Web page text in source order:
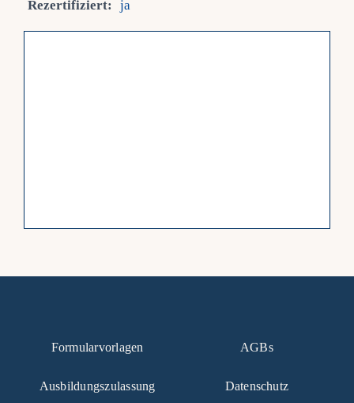
Rezertifiziert:
ja
Formularvorlagen
Ausbildungszulassung
AGBs
Datenschutz